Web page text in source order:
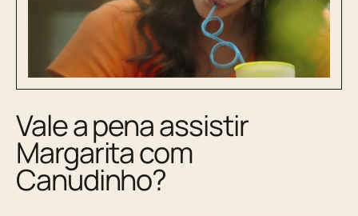
Vale a pena assistir
Margarita com
Canudinho?